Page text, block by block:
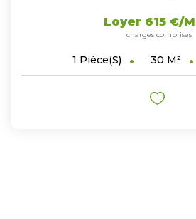
Loyer 615 €/
charges comprises
1 Pièce(s) 30 M²